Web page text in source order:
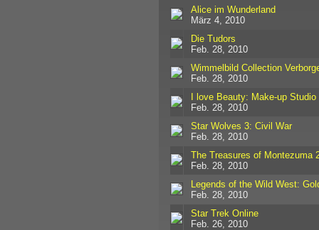
Alice im Wunderland
März 4, 2010
Die Tudors
Feb. 28, 2010
Wimmelbild Collection
Feb. 28, 2010
I love Beauty: Make-up Studio
Feb. 28, 2010
Star Wolves 3: Civil War
Feb. 28, 2010
The Treasures of Montezuma
Feb. 28, 2010
Legends of the Wild West:
Feb. 28, 2010
Star Trek Online
Feb. 26, 2010